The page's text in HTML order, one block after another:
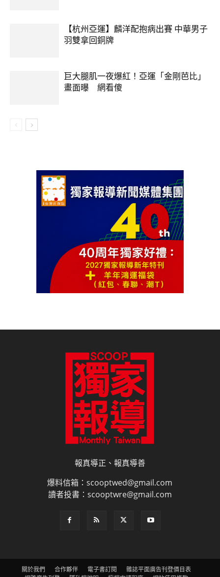
【杭州亞運】麟洋配抱病出賽 中華男子
羽雙拿回銅牌
巨大腿肌一夜爆紅！亞運「金剛芭比」
畫面曝 網看傻
報真導正、報真導善
爆料信箱：scooptwed@gmail.com
讀者投書：scooptwre@gmail.com
關於我們 合作夥伴 電子書訂閱
雜誌平面廣告刊登價目表